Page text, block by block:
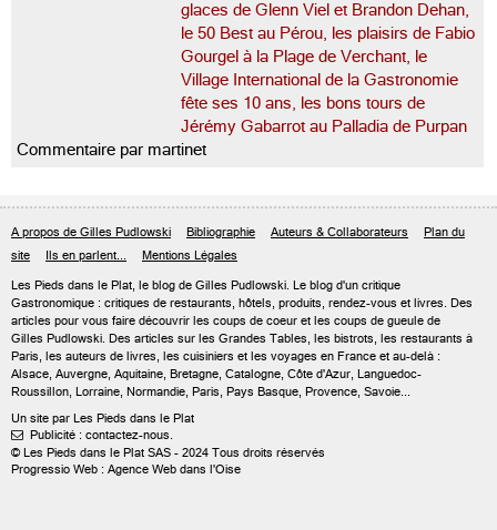
glaces de Glenn Viel et Brandon Dehan,
le 50 Best au Pérou, les plaisirs de Fabio
Gourgel à la Plage de Verchant, le
Village International de la Gastronomie
fête ses 10 ans, les bons tours de
Jérémy Gabarrot au Palladia de Purpan
Commentaire par martinet
A propos de Gilles Pudlowski Bibliographie Auteurs & Collaborateurs
Plan du
site
Ils en parlent... Mentions Légales
Les Pieds dans le Plat, le blog de Gilles Pudlowski. Le blog d'un critique
Gastronomique : critiques de restaurants, hôtels, produits, rendez-vous et livres. Des
articles pour vous faire découvrir les coups de coeur et les coups de gueule de
Gilles Pudlowski. Des articles sur les Grandes Tables, les bistrots, les restaurants à
Paris, les auteurs de livres, les cuisiniers et les voyages en France et au-delà :
Alsace, Auvergne, Aquitaine, Bretagne, Catalogne, Côte d'Azur, Languedoc-
Roussillon, Lorraine, Normandie, Paris, Pays Basque, Provence, Savoie...
Un site par Les Pieds dans le Plat
 Publicité : contactez-nous.
© Les Pieds dans le Plat SAS - 2024 Tous droits réservés
Progressio Web : Agence Web dans l'Oise